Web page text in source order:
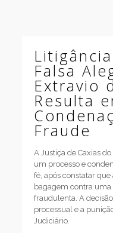
Falsa
Extravio
Resulta
Fraude
A Justiça de Caxias
um processo e
fé, após constatar
bagagem contra
fraudulenta. A
processual e a
Judiciário.